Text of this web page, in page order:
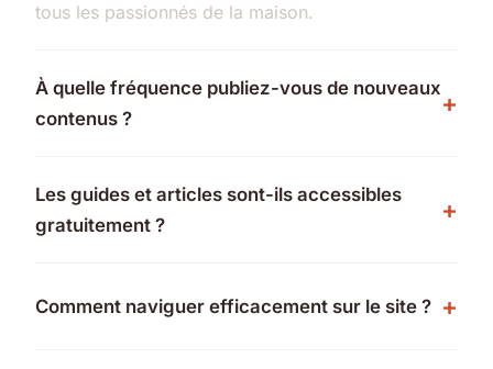
tous les passionnés de la maison.
À quelle fréquence publiez-vous de nouveaux
contenus ?
Les guides et articles sont-ils accessibles
gratuitement ?
Comment naviguer efficacement sur le site ?